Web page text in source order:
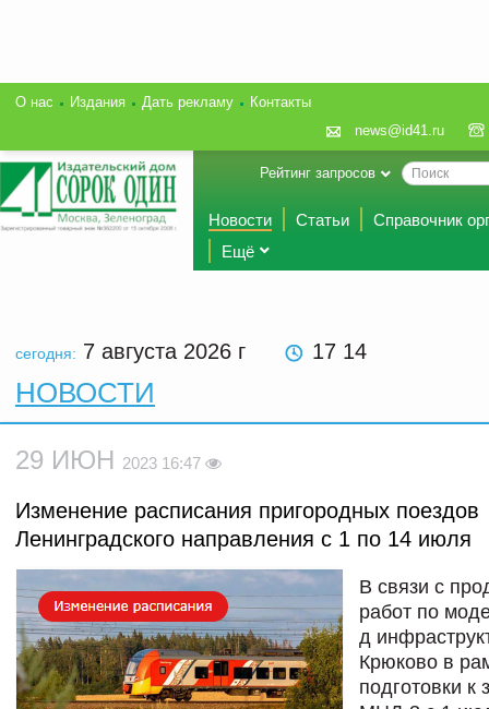
О нас Издания Дать рекламу
Контакты
news@id41.ru
Рейтинг запросов
Новости Статьи
Справочник
Ещё
сегодня: 7 августа 2026 г 17 14
НОВОСТИ
29 ИЮН 2023 16:47
Изменение расписания пригородных поездов
Ленинградского направления с 1 по 14 июля
В связи с
работ по
д
Крюково в
подготовки к